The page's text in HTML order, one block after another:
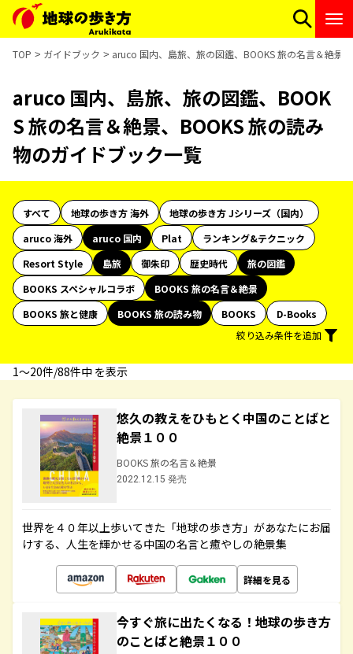
TOP ガイドブック aruco 国内、島旅、旅の図鑑、BOOKS 旅の名言＆絶景
aruco 国内、島旅、旅の図鑑、BOOK
S 旅の名言＆絶景、BOOKS 旅の読み
物のガイドブック一覧
すべて 地球の歩き方 海外
地球の歩き方 Jシリーズ（国内）
aruco 海外
aruco 国内 Plat
ランキング&テクニック
Resort Style
島旅 御朱印 歴史時代
旅の図鑑
BOOKS スペシャルコラボ
BOOKS 旅の名言＆絶景
BOOKS 旅と健康
BOOKS 旅の読み物 BOOKS
D-Books
絞り込み条件を追加
1〜20件/88件中 を表示
悠久の教えをひもとく中国のことばと
絶景１００
BOOKS 旅の名言＆絶景
2022.12.15 発売
世界を４０年以上歩いてきた「地球の歩き方」があなたにお届
けする、人生を輝かせる中国の名言と癒やしの絶景集
詳細を見る
今すぐ旅に出たくなる！地球の歩き方
のことばと絶景１００